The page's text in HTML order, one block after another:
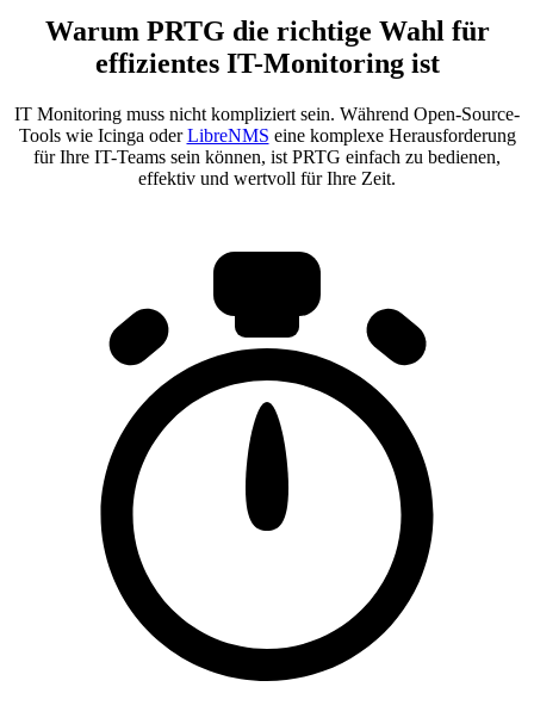
Warum PRTG die richtige Wahl für
effizientes IT-Monitoring ist
IT Monitoring muss nicht kompliziert sein. Während Open-Source-
Tools wie Icinga oderLibreNMS eine komplexe Herausforderung
für Ihre IT-Teams sein können, ist PRTG einfach zu bedienen,
effektiv und wertvoll für Ihre Zeit.